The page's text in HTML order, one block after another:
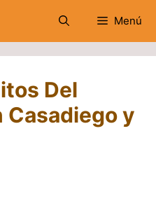
Menú
Del
Casadiego y